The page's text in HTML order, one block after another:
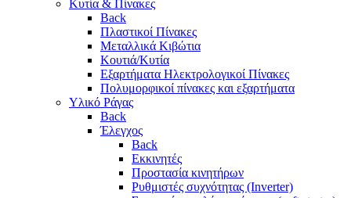
Κυτία & Πίνακες
Back
Πλαστικοί Πίνακες
Μεταλλικά Κιβώτια
Κουτιά/Κυτία
Εξαρτήματα Ηλεκτρολογικοί Πίνακες
Πολυμορφικοί πίνακες και εξαρτήματα
Υλικό Ράγας
Back
Έλεγχος
Back
Εκκινητές
Προστασία κινητήρων
Ρυθμιστές συχνότητας (Inverter)